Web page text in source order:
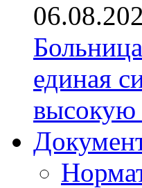
единая
высокую